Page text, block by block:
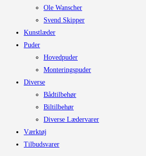
Ole Wanscher
Svend Skipper
Kunstlæder
Puder
Hovedpuder
Monteringspuder
Diverse
Bådtilbehør
Biltilbehør
Diverse Lædervarer
Værktøj
Tilbudsvarer